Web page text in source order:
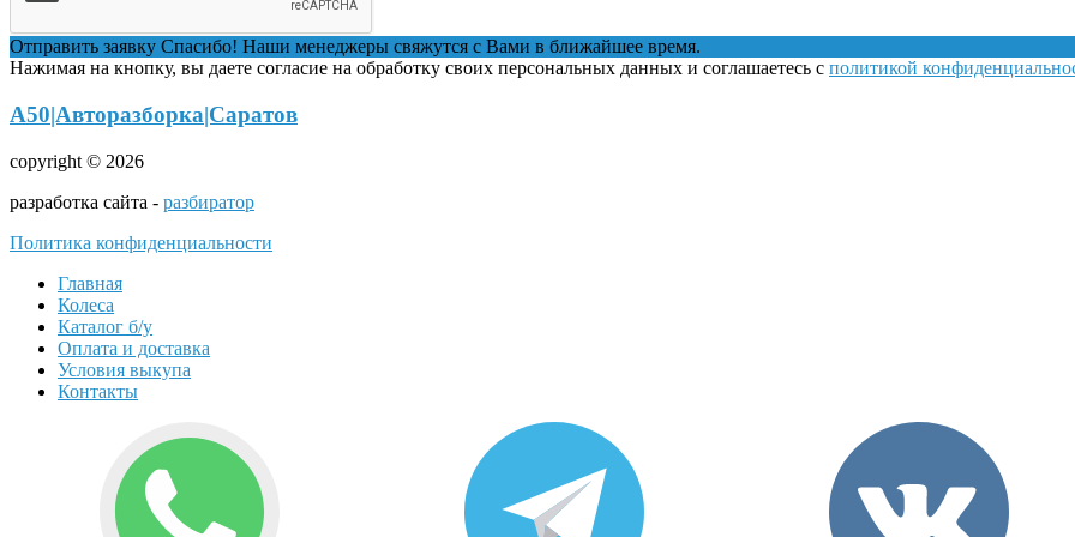
Отправить заявку Спасибо! Наши менеджеры свяжутся с Вами в ближайшее время.
Нажимая на кнопку, вы даете согласие на обработку своих персональных данных и соглашаетесь с политикой
А50|Авторазборка|Саратов
copyright © 2026
разработка сайта - разбиратор
Политика конфиденциальности
Главная
Колеса
Каталог б/у
Оплата и доставка
Условия выкупа
Контакты